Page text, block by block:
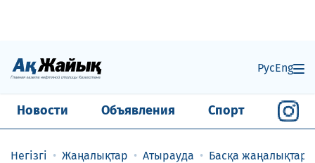
РусEng
Новости Объявления Спорт
Негізгі Жаңалықтар Атырауда Басқа жаңалықтар